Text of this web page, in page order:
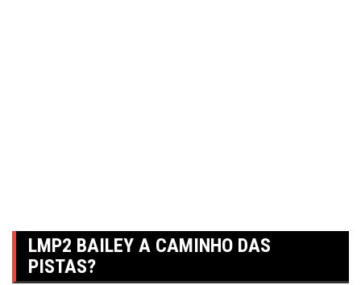
LMP2 BAILEY A CAMINHO DAS
PISTAS?